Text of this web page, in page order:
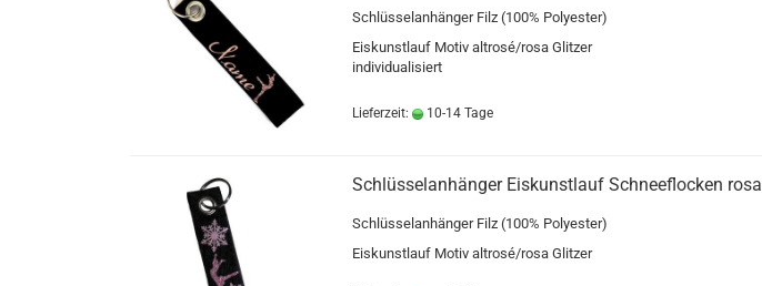
Schlüsselanhänger Filz (100% Polyester)
Eiskunstlauf Motiv altrosé/rosa Glitzer
individualisiert
Lieferzeit: 10-14 Tage
Schlüsselanhänger Eiskunstlauf Schneeflocken rosa
Schlüsselanhänger Filz (100% Polyester)
Eiskunstlauf Motiv altrosé/rosa Glitzer